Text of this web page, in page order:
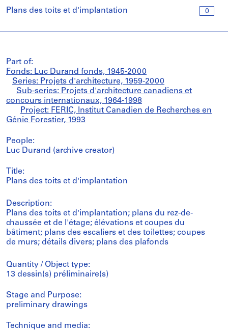
0
Plans des toits et d'implantation
Part of:
Fonds: Luc Durand fonds, 1945-2000
Series: Projets d'architecture, 1959-2000
Sub-series: Projets d'architecture canadiens et
concours internationaux, 1964-1998
Project: FERIC, Institut Canadien de Recherches en
Génie Forestier, 1993
People:
Luc Durand (archive creator)
Title:
Plans des toits et d'implantation
Description:
Plans des toits et d'implantation; plans du rez-de-
chaussée et de l'étage; élévations et coupes du
bâtiment; plans des escaliers et des toilettes; coupes
de murs; détails divers; plans des plafonds
Quantity / Object type:
13 dessin(s) préliminaire(s)
Stage and Purpose:
preliminary drawings
Technique and media: